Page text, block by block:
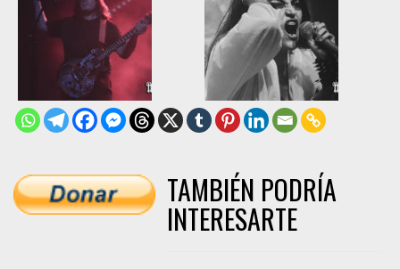
TAMBIÉN PODRÍA
INTERESARTE